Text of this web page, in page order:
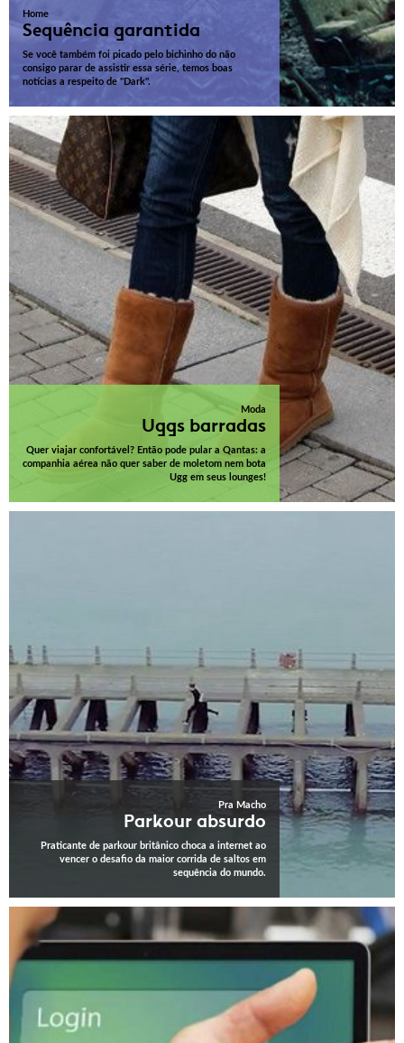
Home
Sequência garantida
Se você também foi picado pelo bichinho do não
consigo parar de assistir essa série, temos boas
notícias a respeito de "Dark".
Moda
Uggs barradas
Quer viajar confortável? Então pode pular a Qantas: a
companhia aérea não quer saber de moletom nem bota
Ugg em seus lounges!
Pra Macho
Parkour absurdo
Praticante de parkour britânico choca a internet ao
vencer o desafio da maior corrida de saltos em
sequência do mundo.